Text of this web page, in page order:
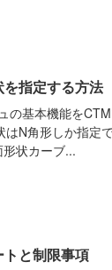
指定する方法
の基本機能を
N角形しか指定で
状カーブ...
と制限事項